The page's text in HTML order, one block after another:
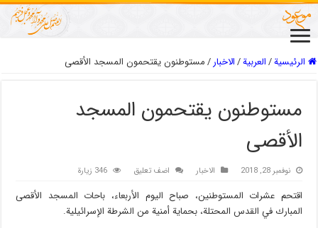
الرئيسية/العربیة/الاخبار/مستوطنون يقتحمون المسجد الأقصى
مستوطنون يقتحمون المسجد
الأقصى
نوفمبر 28, 2018 الاخبار اضف تعليق 346 زيارة
اقتحم عشرات المستوطنين، صباح اليوم الأربعاء، باحات المسجد الأقصى
المبارك في القدس المحتلة، بحماية أمنية من الشرطة الإسرائيلية.